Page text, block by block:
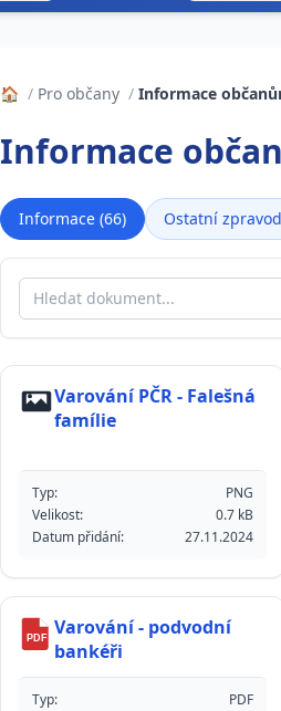
🏠 / Pro občany / Informace
Informace
Informace (66) Ostatní
Hledat dokument
Varování PČR - Falešná
famílie
Typ:
PNG
Velikost:
0.7 kB
Datum přidání:
27.11.2024
PDF Varování - podvodní
bankéři
Typ:
PDF